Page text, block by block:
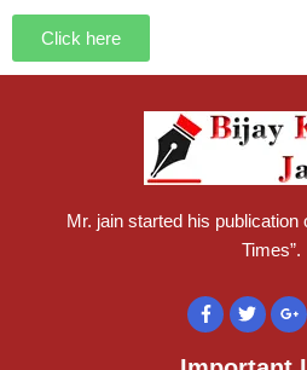
Click here
Mr. jain started his publication
Times”.